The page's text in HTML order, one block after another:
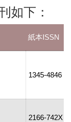
如下：
紙本ISSN
1345-4846
2166-742X